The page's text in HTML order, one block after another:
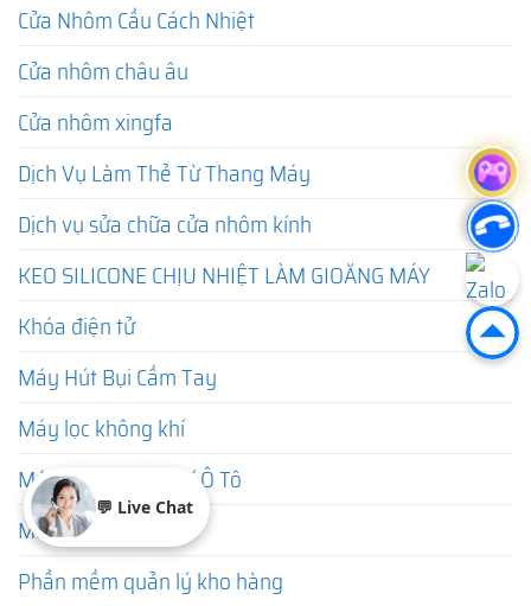
Cửa Nhôm Cầu Cách Nhiệt
Cửa nhôm châu âu
Cửa nhôm xingfa
Dịch Vụ Làm Thẻ Từ Thang Máy
Dịch vụ sửa chữa cửa nhôm kính
KEO SILICONE CHỊU NHIỆT LÀM GIOĂNG MÁY
Khóa điện tử
Máy Hút Bụi Cầm Tay
Máy lọc không khí
Máy Lọc Không Khí Ô Tô
Máy sưởi mini
Phần mềm quản lý kho hàng
💬 Live Chat